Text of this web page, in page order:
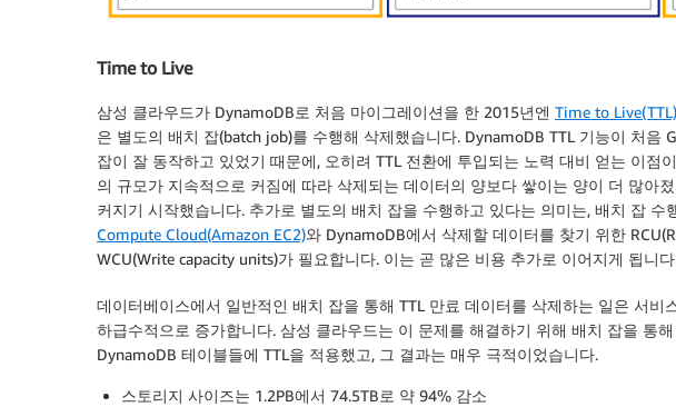
Time to Live
삼성 클라우드가 DynamoDB로 처음 마이그레이션을 한 2015년엔 Time to Live(TTL)
은 별도의 배치 잡(batch job)를 수행해 삭제했습니다. DynamoDB TTL 기능이 처음
잡이 잘 동작하고 있었기 때문에, 오히려 TTL 전환에 투입되는 노력 대비 얻는 이점
의 규모가 지속적으로 커짐에 따라 삭제되는 데이터의 양보다 쌓이는 양이 더 많아
커지기 시작했습니다. 추가로 별도의 배치 잡을 수행하고 있다는 의미는, 배치 잡 수
Compute Cloud(Amazon EC2)와 DynamoDB에서 삭제할 데이터를 찾기 위한
WCU(Write capacity units)가 필요합니다. 이는 곧 많은 비용 추가로 이어지게 됩니
데이터베이스에서 일반적인 배치 잡을 통해 TTL 만료 데이터를 삭제하는 일은 서비
하급수적으로 증가합니다. 삼성 클라우드는 이 문제를 해결하기 위해 배치 잡을 통
DynamoDB 테이블들에 TTL을 적용했고, 그 결과는 매우 극적이었습니다.
스토리지 사이즈는 1.2PB에서 74.5TB로 약 94% 감소